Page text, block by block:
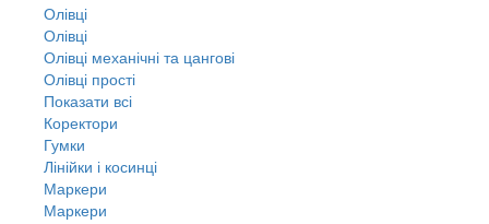
Олівці
Олівці
Олівці механічні та цангові
Олівці прості
Показати всі
Коректори
Гумки
Лінійки і косинці
Маркери
Маркери